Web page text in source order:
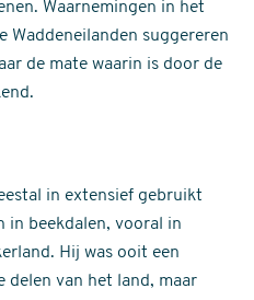
Waarnemingen in het
Waddeneilanden suggereren
de mate waarin is door de
in extensief gebruikt
in beekdalen, vooral in
Hij was ooit een
delen van het land, maar